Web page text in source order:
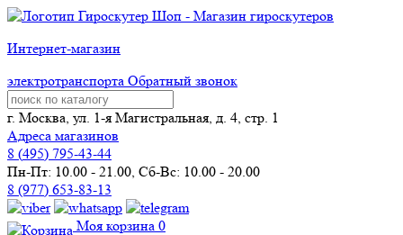
Интернет-магазин
электротранспорта Обратный звонок
г. Москва, ул. 1-я Магистральная, д. 4, стр. 1
Адреса магазинов
8 (495) 795-43-44
Пн-Пт: 10.00 - 21.00, Сб-Вс: 10.00 - 20.00
8 (977) 653-83-13
Моя корзина 0